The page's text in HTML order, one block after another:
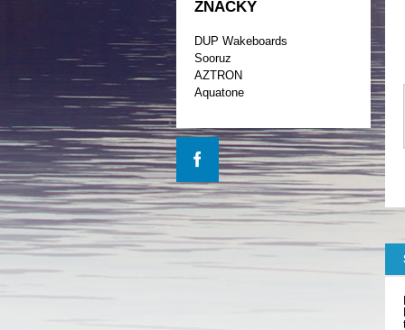
ZNAČKY
DUP Wakeboards
Sooruz
AZTRON
Aquatone